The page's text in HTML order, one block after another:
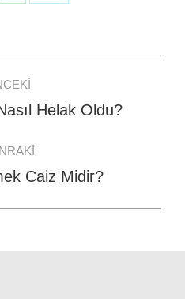
PreviousHelak Oldu?
NextCaiz Midir?